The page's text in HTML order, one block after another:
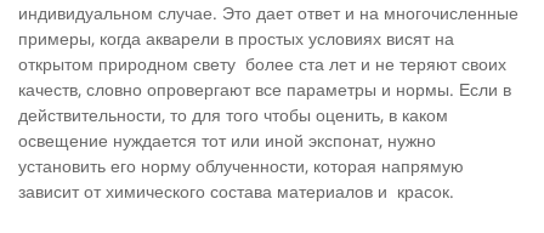
индивидуальном случае. Это дает ответ и на многочисленные
примеры, когда акварели в простых условиях висят на
открытом природном свету более ста лет и не теряют своих
качеств, словно опровергают все параметры и нормы. Если в
действительности, то для того чтобы оценить, в каком
освещение нуждается тот или иной экспонат, нужно
установить его норму облученности, которая напрямую
зависит от химического состава материалов и красок.